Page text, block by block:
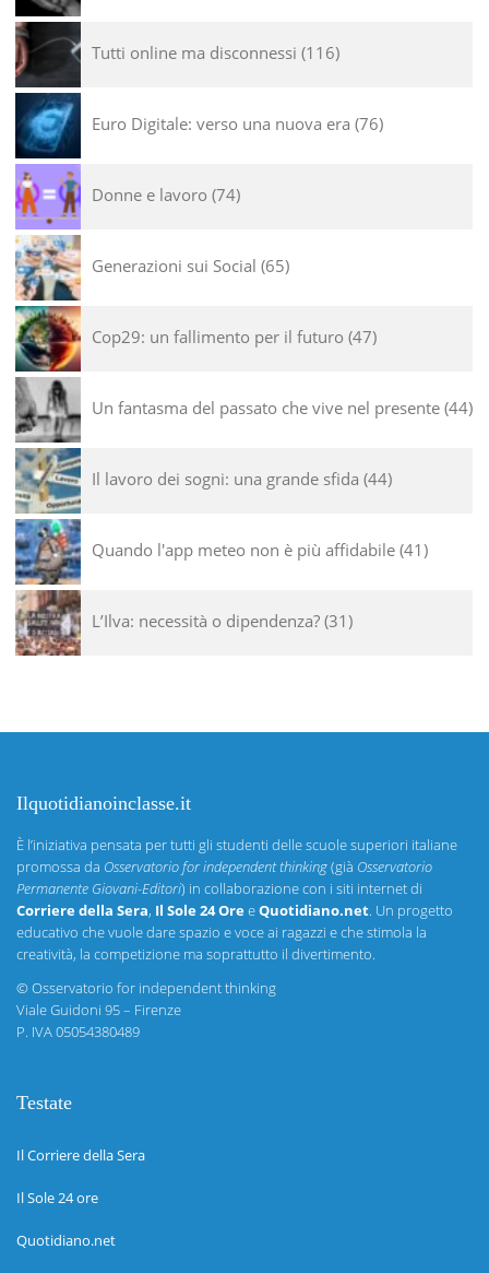
Tutti online ma disconnessi 116
Euro Digitale: verso una nuova era 76
Donne e lavoro 74
Generazioni sui Social 65
Cop29: un fallimento per il futuro 47
Un fantasma del passato che vive nel presente 44
Il lavoro dei sogni: una grande sfida 44
Quando l'app meteo non è più affidabile 41
L’Ilva: necessità o dipendenza? 31
Ilquotidianoinclasse.it
È l’iniziativa pensata per tutti gli studenti delle scuole superiori italiane
promossa da Osservatorio for independent thinking(già Osservatorio
Permanente Giovani-Editori) in collaborazione con i siti internet di
Corriere della Sera, Il Sole 24 OreeQuotidiano.net. Un progetto
educativo che vuole dare spazio e voce ai ragazzi e che stimola la
creatività, la competizione ma soprattutto il divertimento.
©Osservatorio for independent thinking
Viale Guidoni 95 – Firenze
P. IVA 05054380489
Testate
Il Corriere della Sera
Il Sole 24 ore
Quotidiano.net